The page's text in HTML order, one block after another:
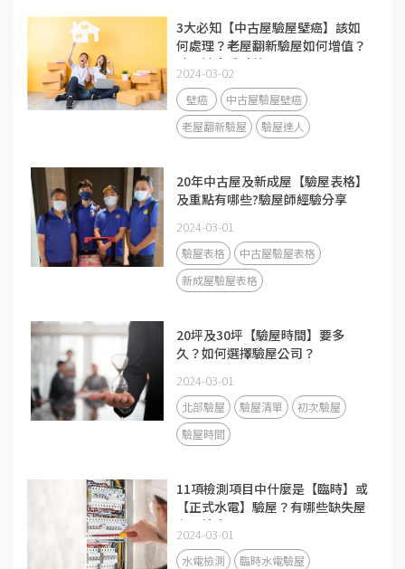
3大必知【中古屋驗屋壁癌】該如
何處理？老屋翻新驗屋如何增值？
驗屋達人重點整理 ！
2024-03-02
壁癌
中古屋驗屋壁癌
老屋翻新驗屋
驗屋達人
20年中古屋及新成屋【驗屋表格】
及重點有哪些?驗屋師經驗分享
2024-03-01
驗屋表格
中古屋驗屋表格
新成屋驗屋表格
20坪及30坪【驗屋時間】要多
久？如何選擇驗屋公司？
2024-03-01
北部驗屋 驗屋清單
初次驗屋
驗屋時間
11項檢測項目中什麼是【臨時】或
【正式水電】驗屋？有哪些缺失屋
主要注意？
2024-03-01
水電檢測
臨時水電驗屋